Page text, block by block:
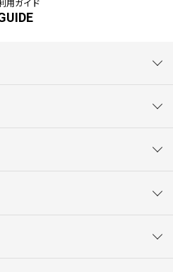
用ガイド